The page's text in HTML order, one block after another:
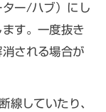
ター/ハブ）にし
す。一度抜き
される場合が
線していたり、